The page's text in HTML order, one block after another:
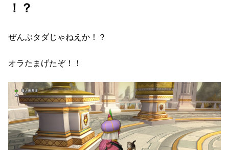
！？
ぜんぶタダじゃねえか！？
オラたまげたぞ！！